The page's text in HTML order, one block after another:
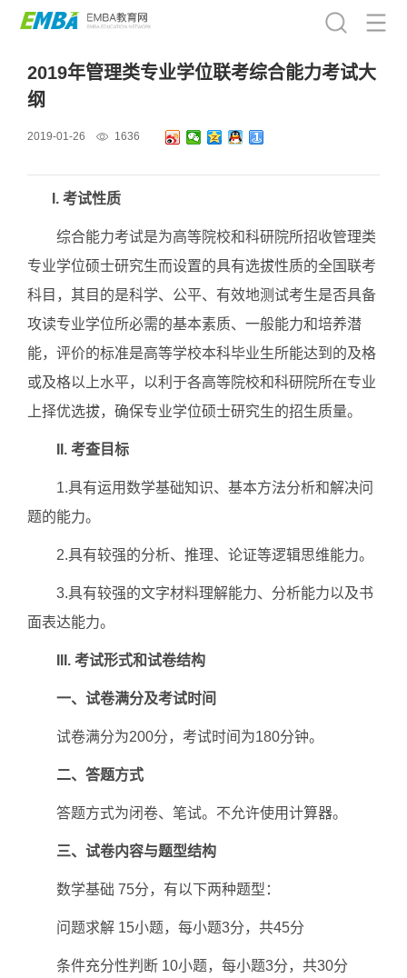
2019年管理类专业学位联考综合能力考试大
纲
2019-01-26 1636
I. 考试性质
综合能力考试是为高等院校和科研院所招收管理类
专业学位硕士研究生而设置的具有选拔性质的全国联考
科目，其目的是科学、公平、有效地测试考生是否具备
攻读专业学位所必需的基本素质、一般能力和培养潜
能，评价的标准是高等学校本科毕业生所能达到的及格
或及格以上水平，以利于各高等院校和科研院所在专业
上择优选拔，确保专业学位硕士研究生的招生质量。
II. 考查目标
1.具有运用数学基础知识、基本方法分析和解决问
题的能力。
2.具有较强的分析、推理、论证等逻辑思维能力。
3.具有较强的文字材料理解能力、分析能力以及书
面表达能力。
III. 考试形式和试卷结构
一、试卷满分及考试时间
试卷满分为200分，考试时间为180分钟。
二、答题方式
答题方式为闭卷、笔试。不允许使用计算器。
三、试卷内容与题型结构
数学基础 75分，有以下两种题型：
问题求解 15小题，每小题3分，共45分
条件充分性判断 10小题，每小题3分，共30分